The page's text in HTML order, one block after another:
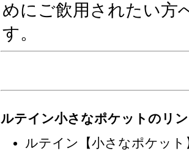
めにご飲用されたい方
す。
ルテイン小さなポケットのリ
ルテイン【小さなポケッ